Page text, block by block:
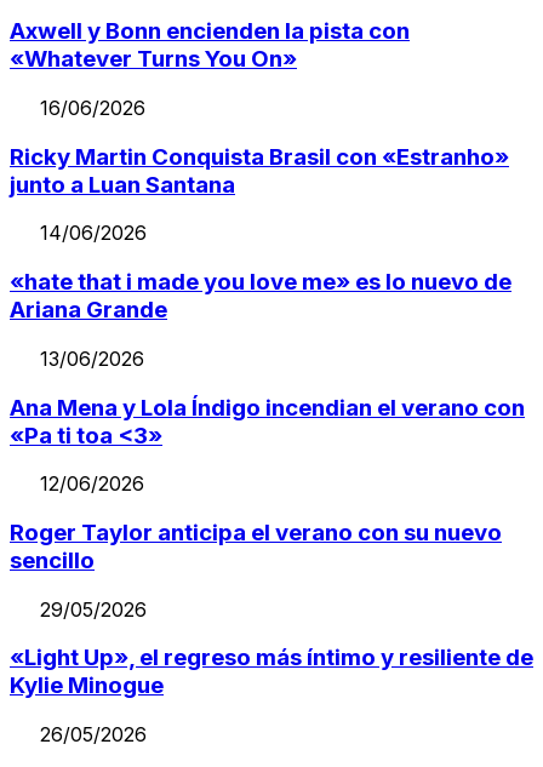
Axwell y Bonn encienden la pista con
«Whatever Turns You On»
16/06/2026
Ricky Martin Conquista Brasil con «Estranho»
junto a Luan Santana
14/06/2026
«hate that i made you love me» es lo nuevo de
Ariana Grande
13/06/2026
Ana Mena y Lola Índigo incendian el verano con
«Pa ti toa <3»
12/06/2026
Roger Taylor anticipa el verano con su nuevo
sencillo
29/05/2026
«Light Up», el regreso más íntimo y resiliente de
Kylie Minogue
26/05/2026